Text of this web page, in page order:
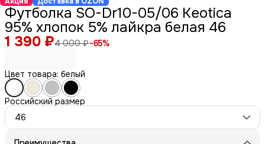
Футболка SO-Dr10-05/06 Keotica
95% хлопок 5% лайкра белая 46
1 390 ₽4 000 ₽−65%
Цвет товара: белый
Российский размер
46